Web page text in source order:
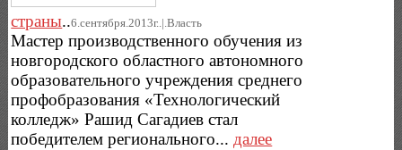
страны..6.сентября.2013г..|.Власть
Мастер производственного обучения из
новгородского областного автономного
образовательного учреждения среднего
профобразования «Технологический
колледж» Рашид Сагадиев стал
победителем регионального...далее